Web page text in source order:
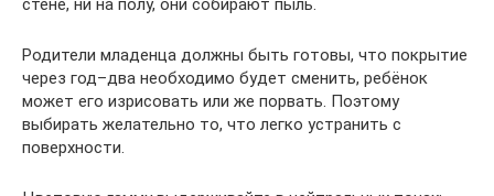
Родители младенца должны быть готовы, что покрытие
через год–два необходимо будет сменить, ребёнок
может его изрисовать или же порвать. Поэтому
выбирать желательно то, что легко устранить с
поверхности.